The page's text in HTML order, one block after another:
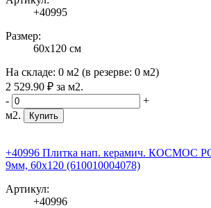
+40995
Размер:
60x120 см
На складе: 0 м2 (в резерве: 0 м2)
2 529.90 ₽ за м2.
-
+
м2.
Купить
+40996 Плитка нап. керамич. КОСМОС
9мм, 60x120 (610010004078)
Артикул:
+40996